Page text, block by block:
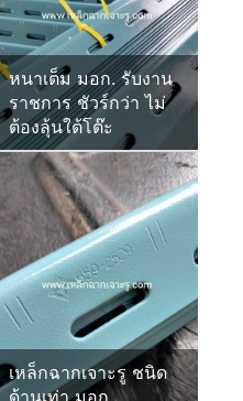
หนาเต็ม มอก. รับงาน
ราชการ ชัวร์กว่า ไม่
ต้องลุ้นใต้โต๊ะ
เหล็กฉากเจาะรู ชนิด
ด้านเท่า มอก.